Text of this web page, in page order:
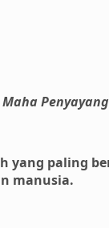
yang paling
manusia.